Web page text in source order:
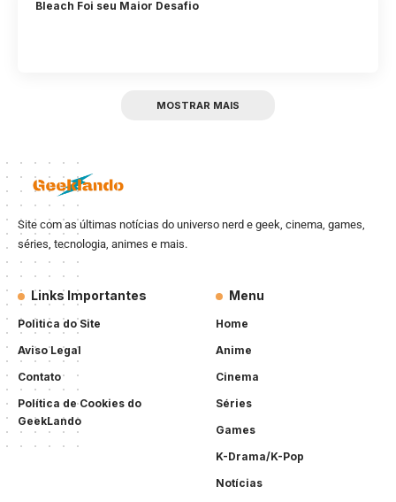
Bleach Foi seu Maior Desafio
MOSTRAR MAIS
Site com as últimas notícias do universo nerd e geek, cinema, games,
séries, tecnologia, animes e mais.
Links Importantes
Politica do Site
Aviso Legal
Contato
Política de Cookies do
GeekLando
Menu
Home
Anime
Cinema
Séries
Games
K-Drama/K-Pop
Notícias